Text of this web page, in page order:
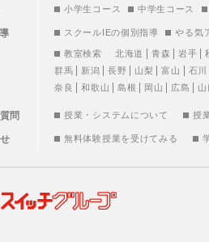
小学生コース 中学生コース
スクールIEの個別指導 やる気
教室検索 北海道 青森 岩手
群馬
新潟 長野 山梨 富山 石川
奈良
和歌山 島根 岡山 広島 山
問 授業・システムについて 授
無料体験授業を受けてみる